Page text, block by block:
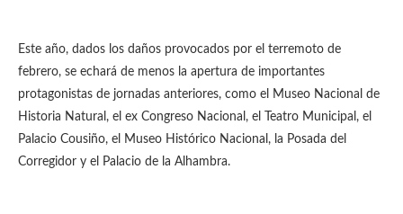
Este año, dados los daños provocados por el terremoto de
febrero, se echará de menos la apertura de importantes
protagonistas de jornadas anteriores, como el Museo Nacional de
Historia Natural, el ex Congreso Nacional, el Teatro Municipal, el
Palacio Cousiño, el Museo Histórico Nacional, la Posada del
Corregidor y el Palacio de la Alhambra.